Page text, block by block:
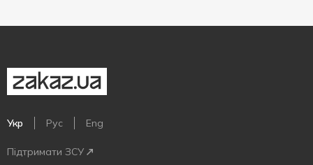
Укр Рус Eng
Підтримати ЗСУ